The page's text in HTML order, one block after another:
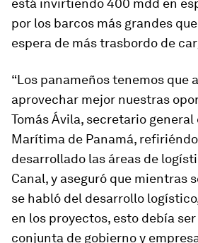
está invirtiendo 400 mdd en
por los barcos más grandes
espera de más trasbordo de
“Los panameños tenemos que
aprovechar mejor nuestras
Tomás Ávila, secretario
Marítima de Panamá,
desarrollado las áreas de
Canal, y aseguró que mientras
se habló del desarrollo
en los proyectos, esto debía
conjunta de gobierno y